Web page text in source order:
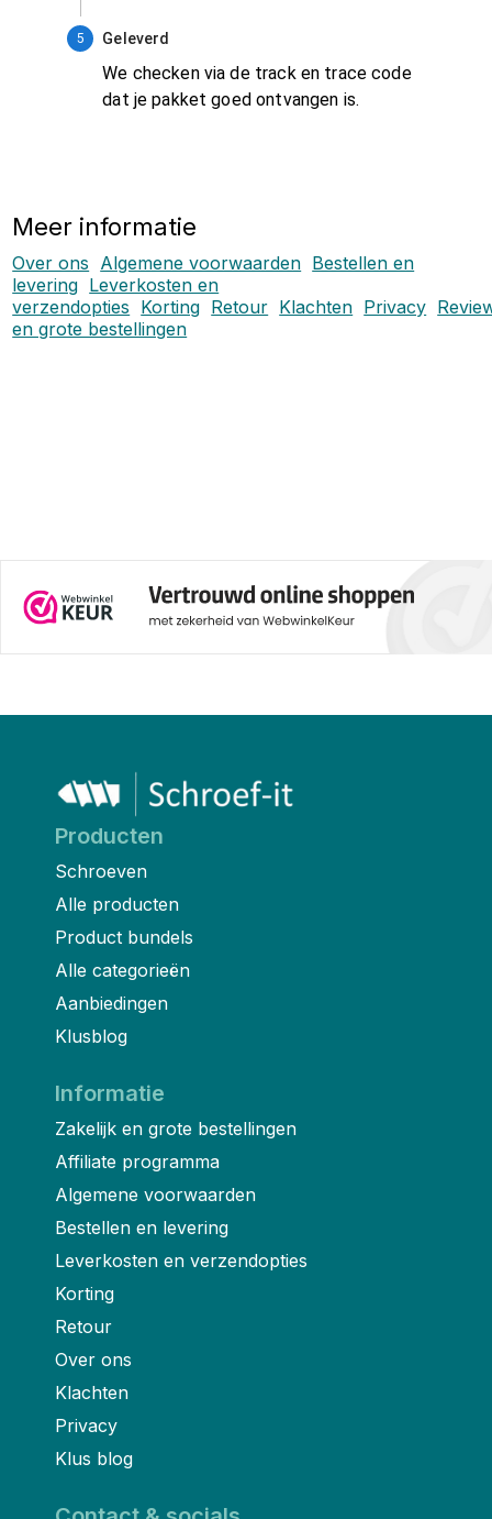
5 Geleverd
We checken via de track en trace code
dat je pakket goed ontvangen is.
Meer informatie
Over ons Algemene voorwaarden Bestellen en
levering Leverkosten en
verzendopties Korting Retour Klachten Privacy
en grote bestellingen
Producten
Schroeven
Alle producten
Product bundels
Alle categorieën
Aanbiedingen
Klusblog
Informatie
Zakelijk en grote bestellingen
Affiliate programma
Algemene voorwaarden
Bestellen en levering
Leverkosten en verzendopties
Korting
Retour
Over ons
Klachten
Privacy
Klus blog